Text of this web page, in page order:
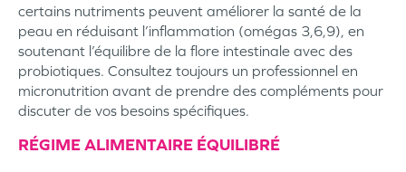
certains nutriments peuvent améliorer la santé de la
peau en réduisant l’inflammation (omégas 3,6,9), en
soutenant l’équilibre de la flore intestinale avec des
probiotiques. Consultez toujours un professionnel en
micronutrition avant de prendre des compléments pour
discuter de vos besoins spécifiques.
RÉGIME ALIMENTAIRE ÉQUILIBRÉ